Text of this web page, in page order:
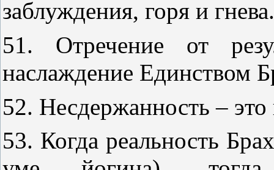
заблуждения, горя и гнева.
51. Отречение от
наслаждение Единством
52. Несдержанность –
53. Когда реальность